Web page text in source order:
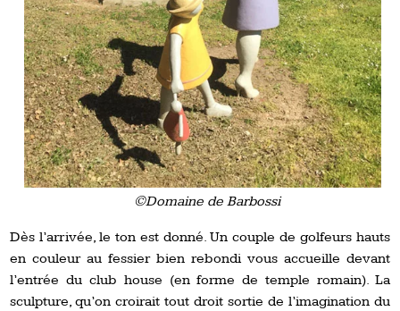
©Domaine de Barbossi
Dès l’arrivée, le ton est donné. Un couple de golfeurs hauts
en couleur au fessier bien rebondi vous accueille devant
l’entrée du club house (en forme de temple romain). La
sculpture, qu’on croirait tout droit sortie de l’imagination du